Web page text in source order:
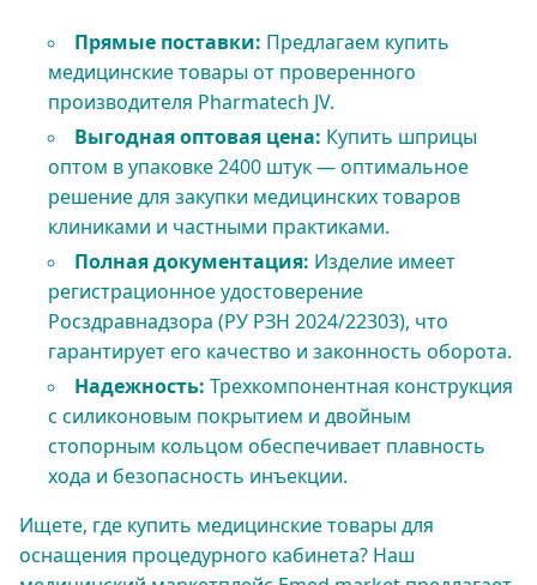
Прямые поставки: Предлагаем купить
медицинские товары от проверенного
производителя Pharmatech JV.
Выгодная оптовая цена: Купить шприцы
оптом в упаковке 2400 штук — оптимальное
решение для закупки медицинских товаров
клиниками и частными практиками.
Полная документация: Изделие имеет
регистрационное удостоверение
Росздравнадзора (РУ РЗН 2024/22303), что
гарантирует его качество и законность оборота.
Надежность: Трехкомпонентная конструкция
с силиконовым покрытием и двойным
стопорным кольцом обеспечивает плавность
хода и безопасность инъекции.
Ищете, где купить медицинские товары для
оснащения процедурного кабинета? Наш